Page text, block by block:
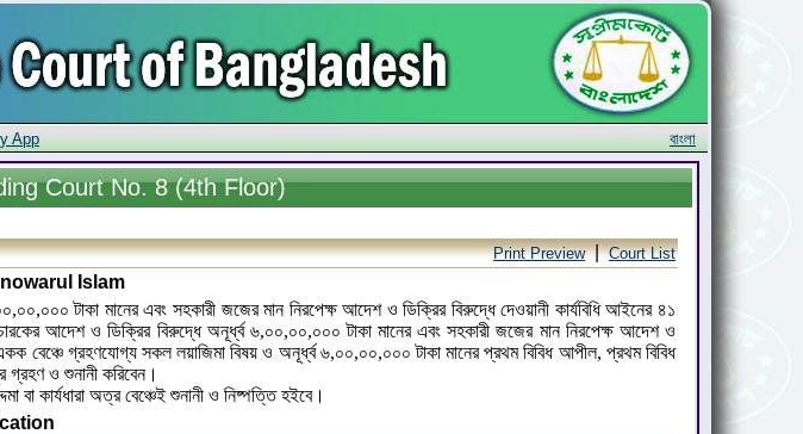
App বাংলা
Court No. 8 (4th Floor)
Print Preview|Court List
Islam
টাকা মানের এবং সহকারী জজের মান নিরপেক্ষ আদেশ ও ডিক্রির বিরুদ্ধে দেওয়ানী কার্যবিধি আইনের ৪১
আদেশ ও ডিক্রির বিরুদ্ধে অনূর্ধ্ব ৬,০০,০০,০০০ টাকা মানের এবং সহকারী জজের মান নিরপেক্ষ আদেশ ও
বেঞ্চে গ্রহণযোগ্য সকল লয়াজিমা বিষয় ও অনূর্ধ্ব ৬,০০,০০,০০০ টাকা মানের প্রথম বিবিধ আপীল, প্রথম বিবিধ
ও শুনানী করিবেন।
বা কার্যধারা অত্র বেঞ্চেই শুনানী ও নিষ্পত্তি হইবে।